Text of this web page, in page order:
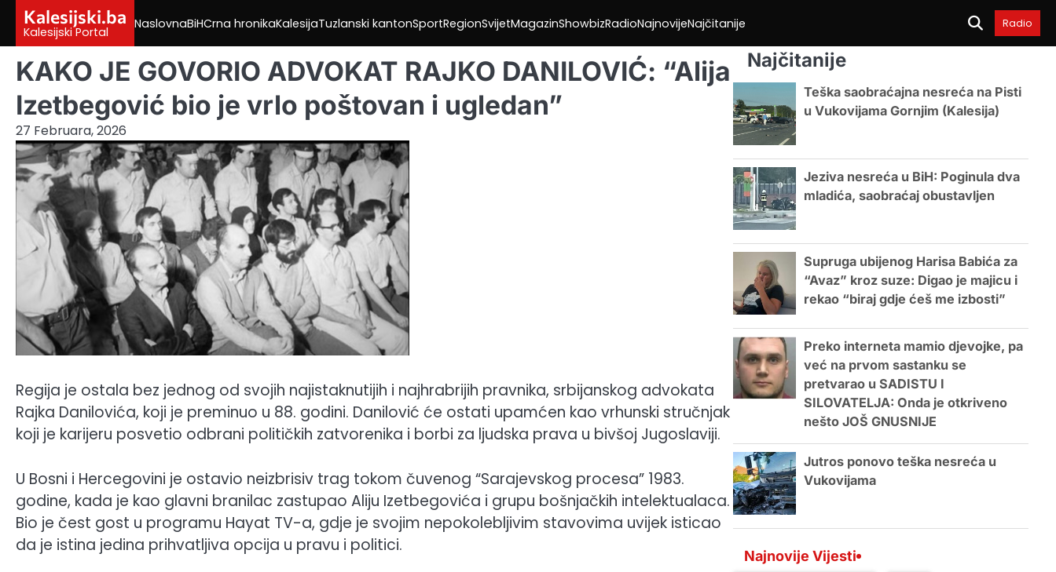
content
Kalesijski.ba
Kalesijski Portal
NaslovnaBiHCrna hronikaKalesijaTuzlanski kantonSportRegionSvijetMagazinShowbizRadioNajnovijeNajčitanije Radio
KAKO JE GOVORIO ADVOKAT RAJKO DANILOVIĆ: “Alija
Izetbegović bio je vrlo poštovan i ugledan”
27 Februara, 2026
Regija je ostala bez jednog od svojih najistaknutijih i najhrabrijih pravnika, srbijanskog advokata
Rajka Danilovića, koji je preminuo u 88. godini. Danilović će ostati upamćen kao vrhunski stručnjak
koji je karijeru posvetio odbrani političkih zatvorenika i borbi za ljudska prava u bivšoj Jugoslaviji.
U Bosni i Hercegovini je ostavio neizbrisiv trag tokom čuvenog “Sarajevskog procesa” 1983.
godine, kada je kao glavni branilac zastupao Aliju Izetbegovića i grupu bošnjačkih intelektualaca.
Bio je čest gost u programu Hayat TV-a, gdje je svojim nepokolebljivim stavovima uvijek isticao
da je istina jedina prihvatljiva opcija u pravu i politici.
Najčitanije
Teška saobraćajna nesreća na Pisti
u Vukovijama Gornjim (Kalesija)
Jeziva nesreća u BiH: Poginula dva
mladića, saobraćaj obustavljen
Supruga ubijenog Harisa Babića za
“Avaz” kroz suze: Digao je majicu i
rekao “biraj gdje ćeš me izbosti”
Preko interneta mamio djevojke, pa
već na prvom sastanku se
pretvarao u SADISTU I
SILOVATELJA: Onda je otkriveno
nešto JOŠ GNUSNIJE
Jutros ponovo teška nesreća u
Vukovijama
Najnovije Vijesti